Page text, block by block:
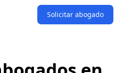
Solicitar abogado